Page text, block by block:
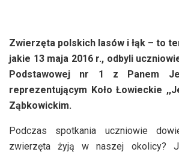
Zwierzęta polskich lasów i łąk – to
jakie 13 maja 2016 r., odbyli
Podstawowej nr 1 z Panem
reprezentującym Koło Łowieckie
Ząbkowickim.
Podczas spotkania uczniowie
zwierzęta żyją w naszej okolicy?